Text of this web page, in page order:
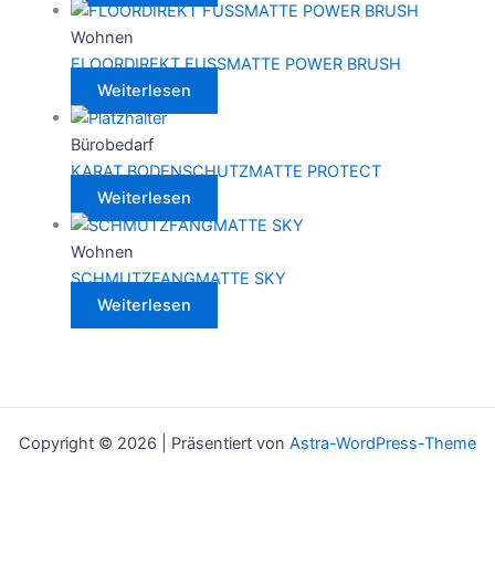
Wohnen
FLOORDIREKT FUSSMATTE POWER BRUSH
Weiterlesen
Bürobedarf
KARAT BODENSCHUTZMATTE PROTECT
Weiterlesen
Wohnen
SCHMUTZFANGMATTE SKY
Weiterlesen
Copyright © 2026 | Präsentiert von Astra-WordPress-Theme